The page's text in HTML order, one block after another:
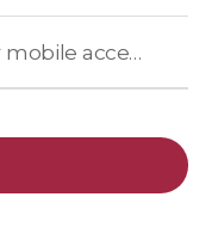
Android vs. iOS for mobile access control: What’s important for vendors